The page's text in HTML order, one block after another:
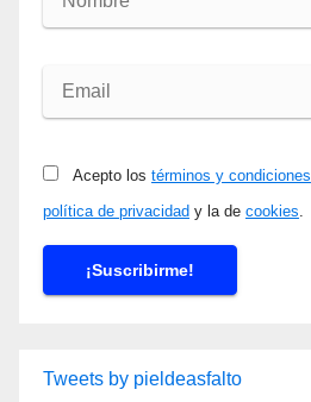
Acepto los términos y condiciones
política de privacidad y la de cookies
Tweets by pieldeasfalto